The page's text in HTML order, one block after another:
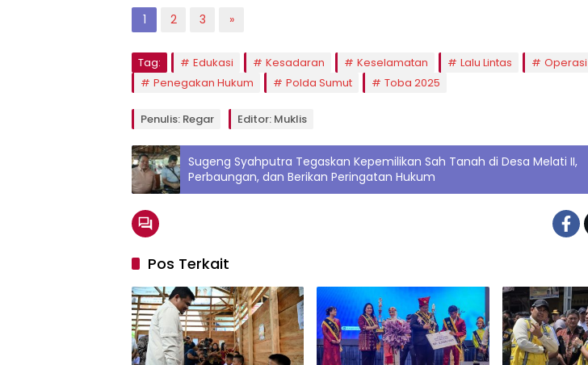
1 2 3 »
Tag: Edukasi Kesadaran Keselamatan Lalu Lintas
Operasi
Penegakan Hukum
Polda Sumut Toba 2025
Penulis: Regar Editor: Muklis
Sugeng Syahputra Tegaskan Kepemilikan Sah Tanah di Desa Melati II,
Perbaungan, dan Berikan Peringatan Hukum
Pos Terkait